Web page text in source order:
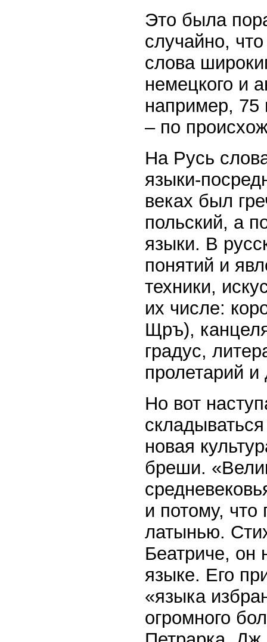
Это была
случайно,
слова
немецкого и
например, 75
– по
На Русь
языки-
веках был
польский, а
языки. В
понятий и
техники,
их числе:
Щръ),
градус,
пролетарий и
Но вот
новая
бреши.
и потому,
латынью.
Беатриче, он
языке. Его
«языка
огромного